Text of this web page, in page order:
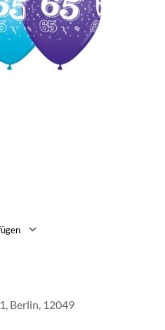
Berlin, 12049